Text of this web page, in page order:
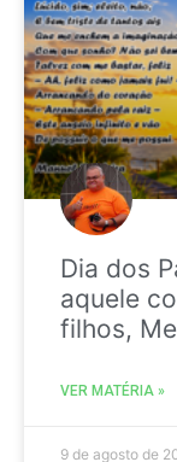
Dia dos
aquele
filhos,
VER MATÉRIA »
9 de agosto de